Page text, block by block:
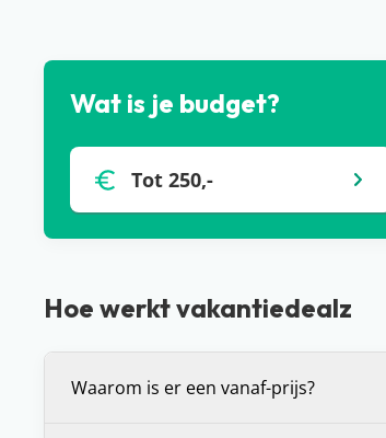
Wat is je budget?
Tot 250,-
Hoe werkt vakantiedealz
Waarom is er een vanaf-prijs?